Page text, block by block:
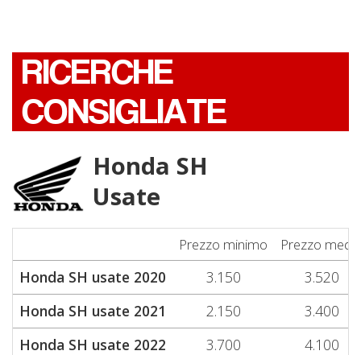
RICERCHE
CONSIGLIATE
Honda SH
Usate
Prezzo minimo Prezzo
Honda SH usate 2020 3.150
3.520
Honda SH usate 2021
2.150
3.400
Honda SH usate 2022
3.700
4.100